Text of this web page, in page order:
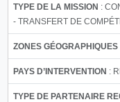
TYPE DE LA MISSION :
- TRANSFERT DE
ZONES GÉOGRAPHIQUES
PAYS D’INTERVENTION :
TYPE DE PARTENAIRE